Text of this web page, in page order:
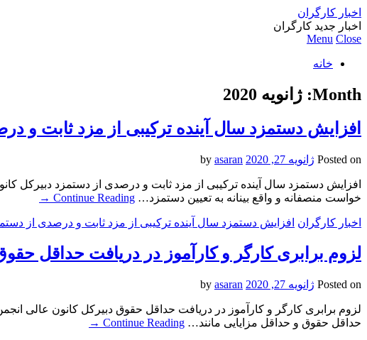
اخبار کارگران
اخبار جدید کارگران
Menu Close
خانه
Month: ژانویه 2020
افزایش دستمزد سال آینده ترکیبی از مزد ثابت و
Posted on ژانویه 27, 2020 asaran
افزایش دستمزد سال آینده ترکیبی از مزد ثابت و درصدی از دستمزد دبیرکل
خواست منصفانه و واقع بینانه به تعیین دستمزد… Continue Reading
→
اخبار کارگران افزایش دستمزد سال آینده ترکیبی از مزد ثابت و درصدی از
لزوم برابری کارگر و کارآموز در دریافت حداقل
Posted on ژانویه 27, 2020 asaran
لزوم برابری کارگر و کارآموز در دریافت حداقل حقوق دبیرکل کانون عالی
حداقل حقوق و حداقل مزایایی مانند… Continue Reading
→